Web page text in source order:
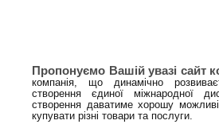
Пропонуємо Вашій увазі сайт
компанія, що динамічно
створення єдиної міжнародної
створення даватиме хорошу
купувати різні товари та послуги.